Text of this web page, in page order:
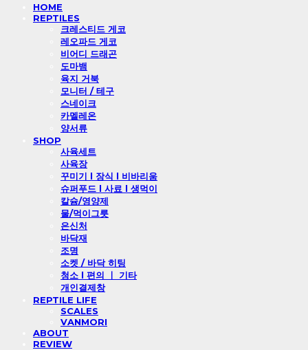
HOME
REPTILES
크레스티드 게코
레오파드 게코
비어디 드래곤
도마뱀
육지 거북
모니터 / 테구
스네이크
카멜레온
양서류
SHOP
사육세트
사육장
꾸미기 l 장식 l 비바리움
슈퍼푸드 l 사료 l 생먹이
칼슘/영양제
물/먹이그릇
은신처
바닥재
조명
소켓 / 바닥 히팅
청소 l 편의 ㅣ 기타
개인결제창
REPTILE LIFE
SCALES
VANMORI
ABOUT
REVIEW